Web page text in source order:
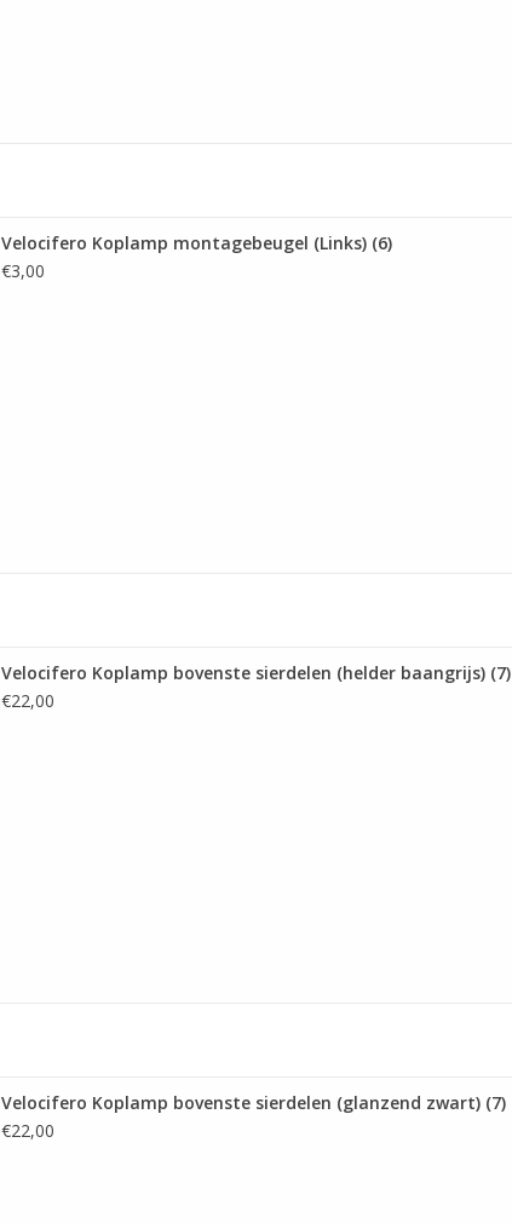
Velocifero Koplamp montagebeugel (Links) (6)
€3,00
Velocifero Koplamp bovenste sierdelen (helder baangrijs) (7)
€22,00
Velocifero Koplamp bovenste sierdelen (glanzend zwart) (7)
€22,00